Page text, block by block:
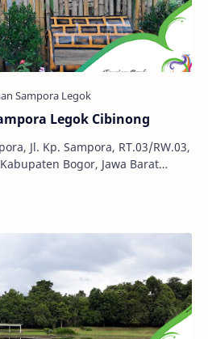
Legok Cibinong
Jl. Kp. Sampora, RT.03/RW.03,
Bogor, Jawa Barat